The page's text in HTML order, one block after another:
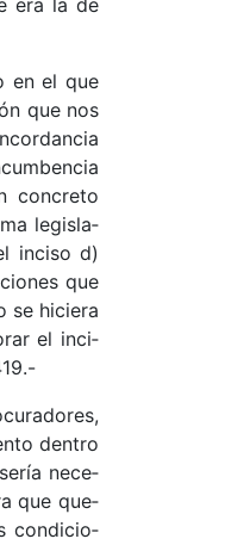
era la de
en el que
que nos
con­cre­to
le­gis­la­
in­ci­so d)
que
se hi­cie­ra
el in­ci­
den­tro
ne­ce­
que que­
con­di­cio­